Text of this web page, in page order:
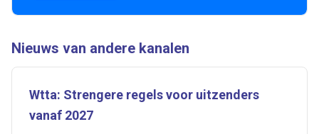
Nieuws van andere kanalen
Wtta: Strengere regels voor uitzenders
vanaf 2027
je mailbox